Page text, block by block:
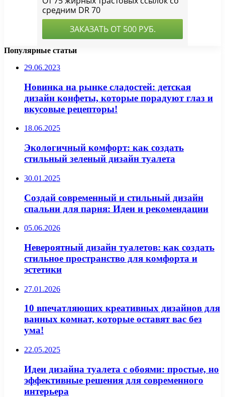
Популярные статьи
29.06.2023
Новинка на рынке сладостей: детская
дизайн конфеты, которые порадуют глаз и
вкусовые рецепторы!
18.06.2025
Экологичный комфорт: как создать
стильный зеленый дизайн туалета
30.01.2025
Создай современный и стильный дизайн
спальни для парня: Идеи и рекомендации
05.06.2026
Невероятный дизайн туалетов: как создать
стильное пространство для комфорта и
эстетики
27.01.2026
10 впечатляющих креативных дизайнов для
ванных комнат, которые оставят вас без
ума!
22.05.2025
Идеи дизайна туалета с обоями: простые, но
эффективные решения для современного
интерьера